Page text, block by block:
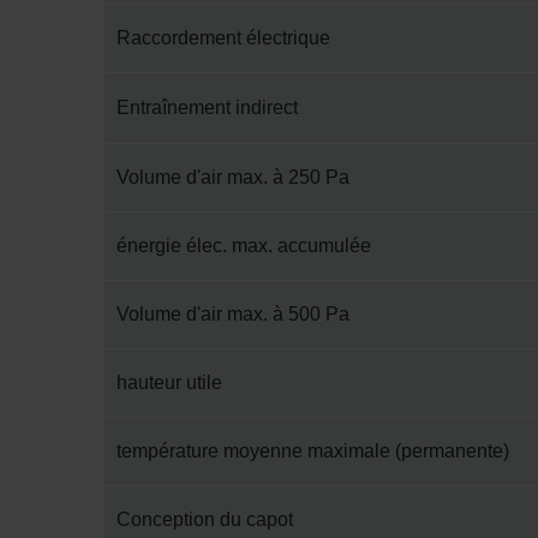
Zehnder Group Nederland bv:
Raccordement électrique
Entraînement indirect
Volume d'air max. à 250 Pa
énergie élec. max. accumulée
Volume d'air max. à 500 Pa
hauteur utile
température moyenne maximale (permanente)
Conception du capot